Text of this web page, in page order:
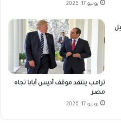
يونيو 17, 2026
ترامب ينتقد موقف أديس آبابا تجاه
مصر
يونيو 17, 2026